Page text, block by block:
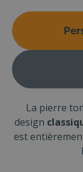
La pierre
design
est